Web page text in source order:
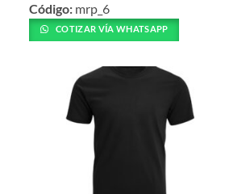
producto
tiene
opciones
Código: mrp_6
COTIZAR VÍA WHATSAPP